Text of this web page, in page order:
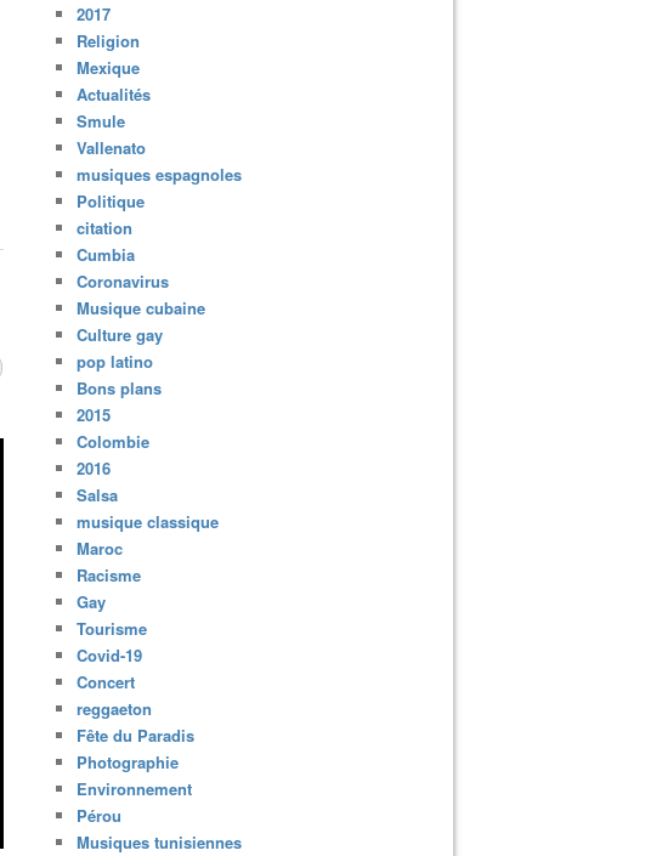
2017
Religion
Mexique
Actualités
Smule
Vallenato
musiques espagnoles
Politique
citation
Cumbia
Coronavirus
Musique cubaine
Culture gay
pop latino
Bons plans
2015
Colombie
2016
Salsa
musique classique
Maroc
Racisme
Gay
Tourisme
Covid-19
Concert
reggaeton
Fête du Paradis
Photographie
Environnement
Pérou
Musiques tunisiennes